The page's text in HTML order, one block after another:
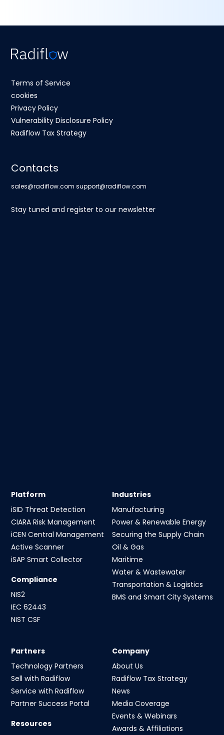
Terms of Service
cookies
Privacy Policy
Vulnerability Disclosure Policy
Radiflow Tax Strategy
Contacts
sales@radiflow.com support@radiflow.com
Stay tuned and register to our newsletter
Platform
iSID Threat Detection
CIARA Risk Management
iCEN Central Management
Active Scanner
iSAP Smart Collector
Compliance
NIS2
IEC 62443
NIST CSF
Industries
Manufacturing
Power & Renewable Energy
Securing the Supply Chain
Oil & Gas
Maritime
Water & Wastewater
Transportation & Logistics
BMS and Smart City Systems
Partners
Technology Partners
Sell with Radiflow
Service with Radiflow
Partner Success Portal
Resources
Company
About Us
Radiflow Tax Strategy
News
Media Coverage
Events & Webinars
Awards & Affiliations